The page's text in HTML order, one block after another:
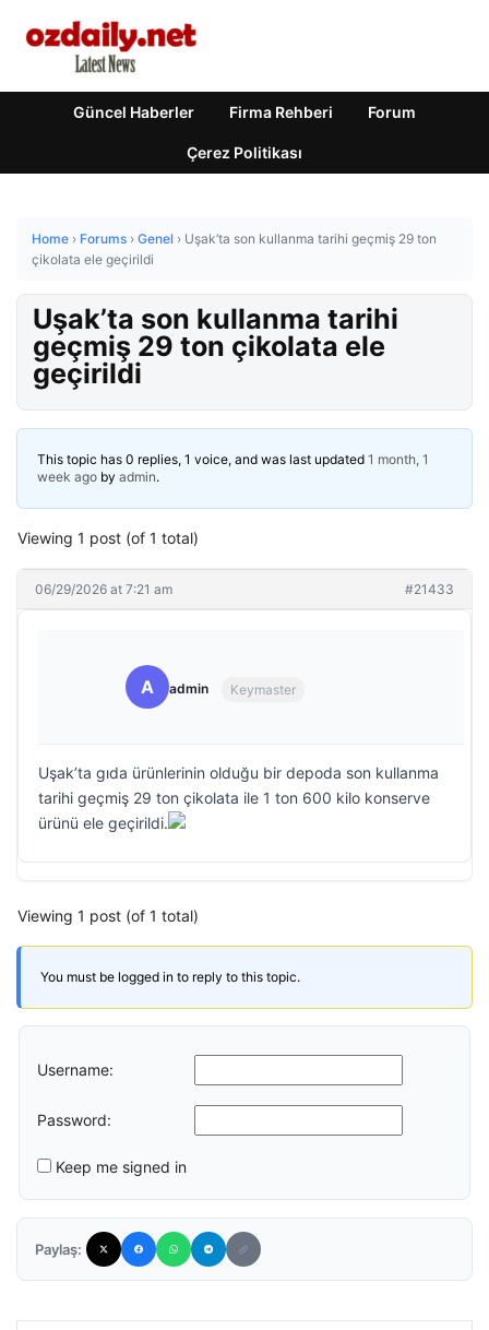
Güncel Haberler Firma Rehberi Forum
Çerez Politikası
Home › Forums › Genel › Uşak’ta son kullanma tarihi geçmiş 29 ton
çikolata ele geçirildi
Uşak’ta son kullanma tarihi
geçmiş 29 ton çikolata ele
geçirildi
This topic has 0 replies, 1 voice, and was last updated 1 month, 1
week ago by admin.
Viewing 1 post (of 1 total)
06/29/2026 at 7:21 am #21433
A admin Keymaster
Uşak’ta gıda ürünlerinin olduğu bir depoda son kullanma
tarihi geçmiş 29 ton çikolata ile 1 ton 600 kilo konserve
ürünü ele geçirildi.
Viewing 1 post (of 1 total)
You must be logged in to reply to this topic.
Username:
Password:
Keep me signed in
Paylaş: